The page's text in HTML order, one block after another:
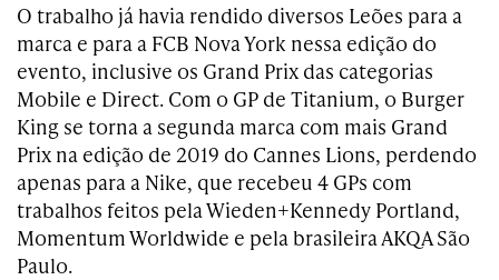
O trabalho já havia rendido diversos Leões para a
marca e para a FCB Nova York nessa edição do
evento, inclusive os Grand Prix das categorias
Mobile e Direct. Com o GP de Titanium, o Burger
King se torna a segunda marca com mais Grand
Prix na edição de 2019 do Cannes Lions, perdendo
apenas para a Nike, que recebeu 4 GPs com
trabalhos feitos pela Wieden+Kennedy Portland,
Momentum Worldwide e pela brasileira AKQA São
Paulo.